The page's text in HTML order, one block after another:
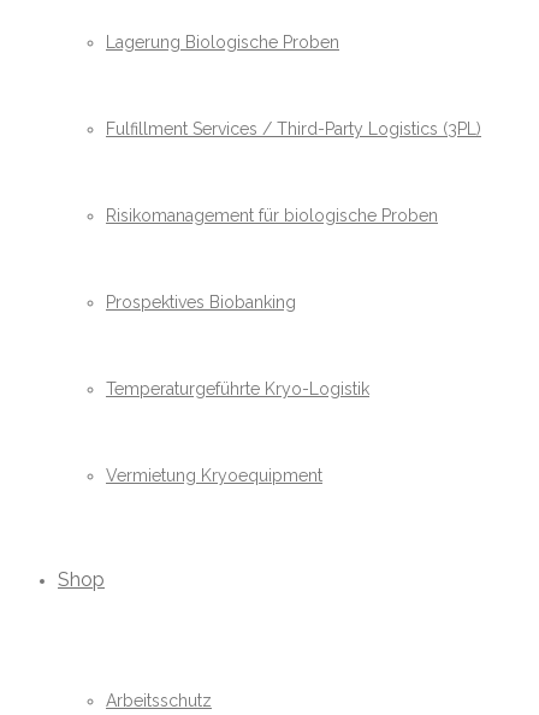
Lagerung Biologische Proben
Fulfillment Services / Third-Party Logistics (3PL)
Risikomanagement für biologische Proben
Prospektives Biobanking
Temperaturgeführte Kryo-Logistik
Vermietung Kryoequipment
Shop
Arbeitsschutz